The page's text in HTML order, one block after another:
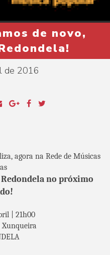
de novo,
de 2016
agora na Rede de Músicas
no próximo
| 21h00